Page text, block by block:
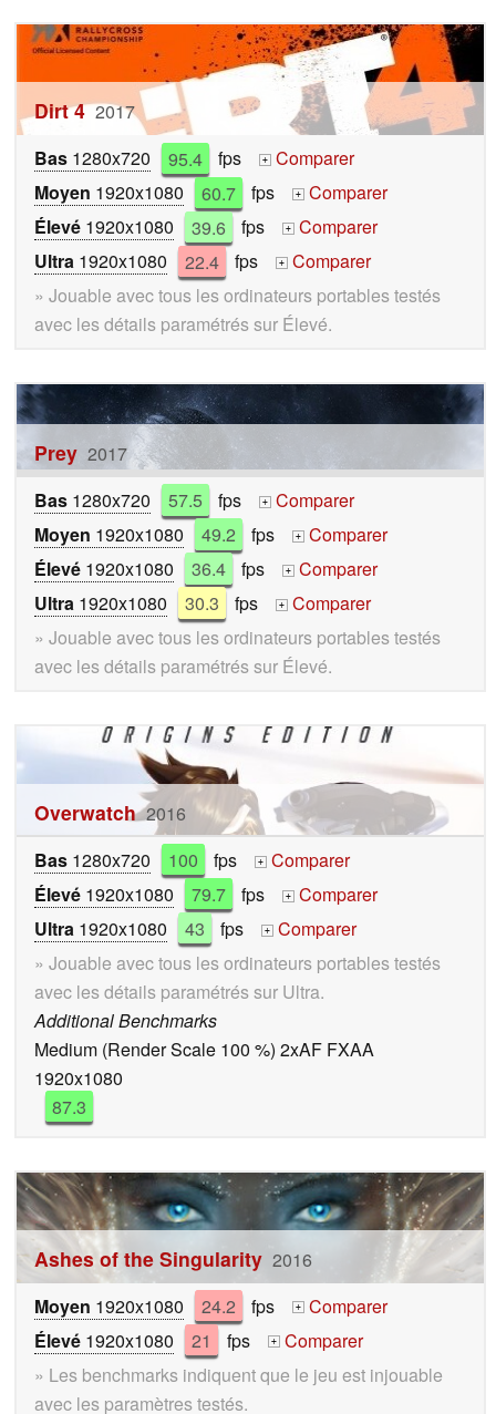
Dirt 4 2017
Bas 1280x720 95.4 fps +
Comparer
Moyen 1920x1080 60.7 fps +
Comparer
Élevé 1920x1080 39.6 fps +
Comparer
Ultra 1920x1080 22.4 fps +
Comparer
» Jouable avec tous les ordinateurs portables testés
avec les détails paramétrés sur Élevé.
Prey 2017
Bas 1280x720 57.5 fps +
Comparer
Moyen 1920x1080 49.2 fps +
Comparer
Élevé 1920x1080 36.4 fps +
Comparer
Ultra 1920x1080 30.3 fps +
Comparer
» Jouable avec tous les ordinateurs portables testés
avec les détails paramétrés sur Élevé.
Overwatch 2016
Bas 1280x720 100 fps +
Comparer
Élevé 1920x1080 79.7 fps +
Comparer
Ultra 1920x1080 43 fps +
Comparer
» Jouable avec tous les ordinateurs portables testés
avec les détails paramétrés sur Ultra.
Additional Benchmarks
Medium (Render Scale 100 %) 2xAF FXAA
1920x1080
87.3
Ashes of the Singularity 2016
Moyen 1920x1080 24.2 fps +
Comparer
Élevé 1920x1080 21 fps +
Comparer
» Les benchmarks indiquent que le jeu est injouable
avec les paramètres testés.